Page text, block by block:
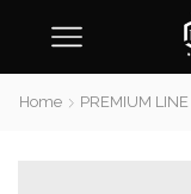
Home PREMIUM LINE